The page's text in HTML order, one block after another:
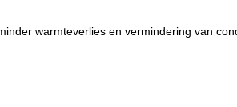
warmteverlies en vermindering van